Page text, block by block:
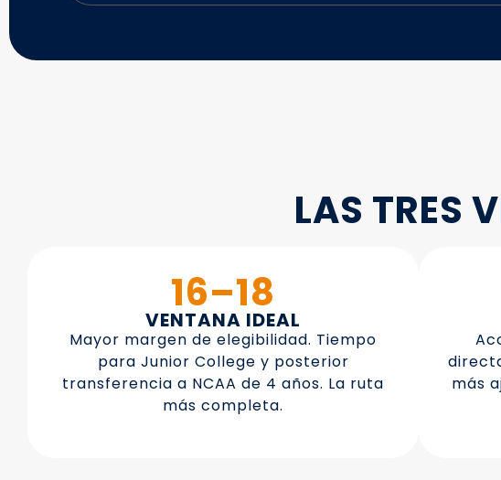
LAS TRES
16–18
VENTANA IDEAL
Mayor margen de elegibilidad. Tiempo
para Junior College y posterior
transferencia a NCAA de 4 años. La ruta
más completa.
más